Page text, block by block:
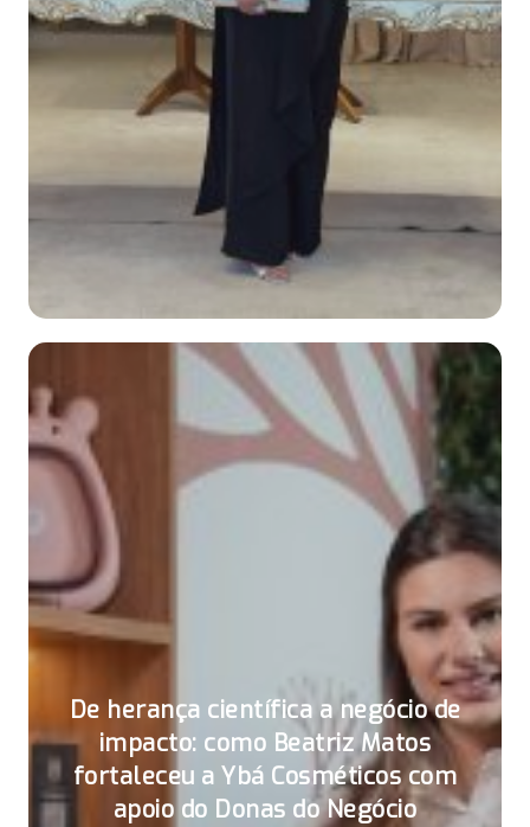
De herança científica a negócio de
impacto: como Beatriz Matos
fortaleceu a Ybá Cosméticos com
apoio do Donas do Negócio